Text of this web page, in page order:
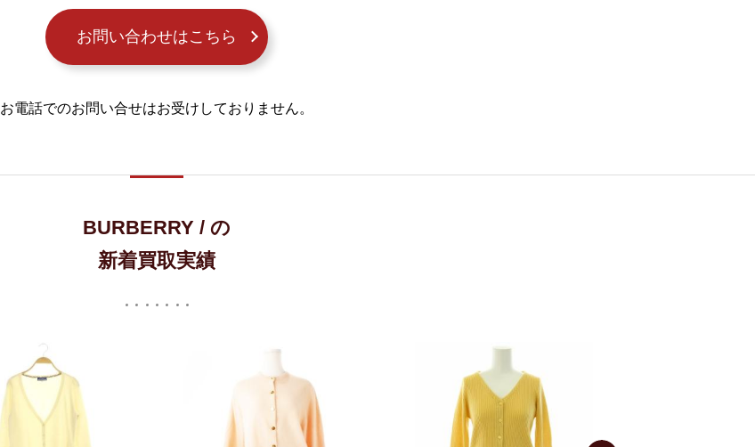
お問い合わせはこちら
お電話でのお問い合せはお受けしておりません。
BURBERRY / の
新着買取実績